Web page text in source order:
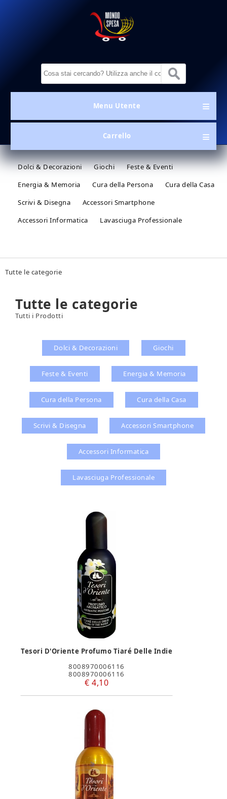
MondoSpesa.it
Form di ricerca
Menu Utente
Carrello
Dolci & Decorazioni Giochi
Feste & Eventi
Energia & Memoria
Cura della Persona
Cura della Casa
Scrivi & Disegna
Accessori Smartphone
Accessori Informatica
Lavasciuga Professionale
Tu sei qui
Tutte le categorie
Tutte le categorie
Tutti i Prodotti
Dolci & Decorazioni Giochi
Feste & Eventi Energia & Memoria
Cura della Persona Cura della Casa
Scrivi & Disegna Accessori Smartphone
Accessori Informatica
Lavasciuga Professionale
Tesori D'Oriente Profumo Tiaré Delle Indie
8008970006116
8008970006116
€ 4,10